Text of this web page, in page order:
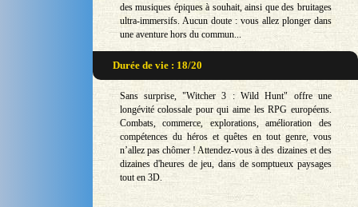
des musiques épiques à souhait, ainsi que des bruitages
ultra-immersifs. Aucun doute : vous allez plonger dans
une aventure hors du commun...
Durée de vie : 18/20
Sans surprise, "Witcher 3 : Wild Hunt" offre une
longévité colossale pour qui aime les RPG européens.
Combats, commerce, explorations, amélioration des
compétences du héros et quêtes en tout genre, vous
n’allez pas chômer ! Attendez-vous à des dizaines et des
dizaines d'heures de jeu, dans de somptueux paysages
tout en 3D.